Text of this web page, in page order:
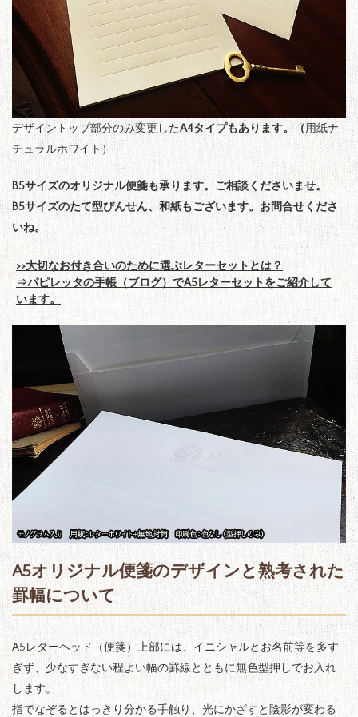
デザイントップ部分のみ変更したA4タイプもあります。（用紙ナ
チュラルホワイト）
B5サイズのオリジナル便箋も承ります。ご相談くださいませ。
B5サイズのたて型びんせん、和紙もございます。お問合せくださ
いね。
>>大切なお付き合いのために選ぶレターセットとは？
⇒パピレッタの手帳（ブログ）でA5レターセットをご紹介して
います。
A5オリジナル便箋のデザインと熟考された
罫幅について
A5レターヘッド（便箋）上部には、イニシャルとお名前等を多す
ぎず、少なすぎない程よい幅の罫線とともに無色型押しでお入れ
します。
指でなぞるとはっきり分かる手触り、光にかざすと陰影が変わる